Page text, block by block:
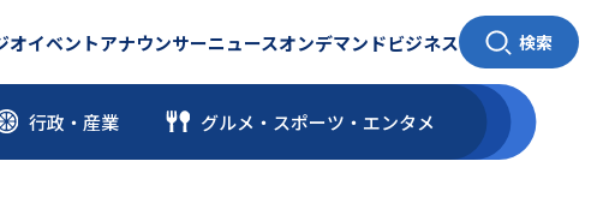
オイベントアナウンサーニュースオンデマンドビジネス 検索
行政・産業 グルメ・スポーツ ・ エンタメ